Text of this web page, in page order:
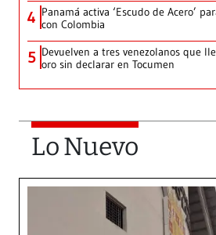
4 Panamá activa ‘Escudo de Acero’
con Colombia
5 Devuelven a tres venezolanos que
oro sin declarar en Tocumen
Lo Nuevo